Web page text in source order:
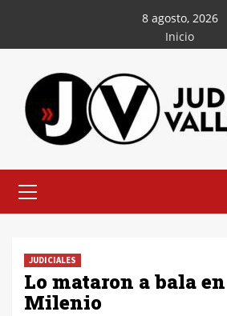
contenido
8 agosto, 2026
Inicio
principal
JUDICIALES
Lo mataron a bala
Milenio